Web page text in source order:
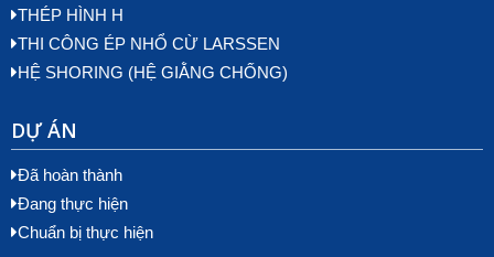
THÉP HÌNH H
THI CÔNG ÉP NHỔ CỪ LARSSEN
HỆ SHORING (HỆ GIẰNG CHỐNG)
DỰ ÁN
Đã hoàn thành
Đang thực hiện
Chuẩn bị thực hiện